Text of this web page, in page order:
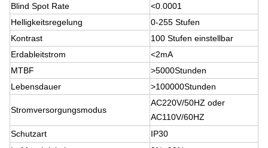
Blind Spot Rate
<0.0001
Helligkeitsregelung
0-255 Stufen
Kontrast
100 Stufen einstellbar
Erdableitstrom
<2mA
MTBF
>5000Stunden
Lebensdauer
>100000Stunden
Stromversorgungsmodus
AC220V/50HZ oder
AC110V/60HZ
Schutzart
IP30